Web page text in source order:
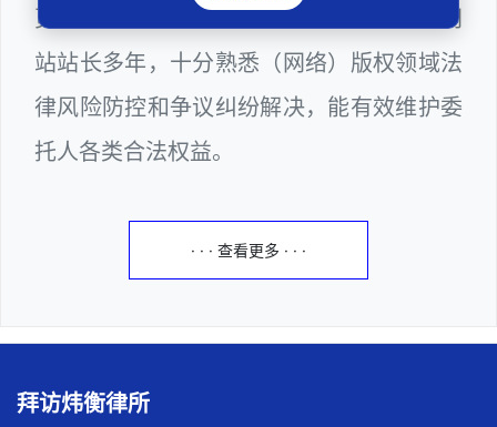
页设计师、程序员、服务器维护工程师和网
站站长多年，十分熟悉（网络）版权领域法
律风险防控和争议纠纷解决，能有效维护委
托人各类合法权益。
· · · 查看更多 · · ·
拜访炜衡律所